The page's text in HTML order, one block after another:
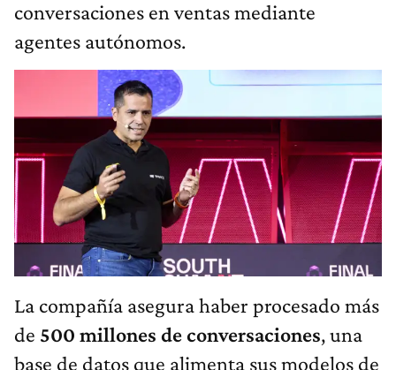
conversaciones en ventas mediante
agentes autónomos.
La compañía asegura haber procesado más
de 500 millones de conversaciones, una
base de datos que alimenta sus modelos de